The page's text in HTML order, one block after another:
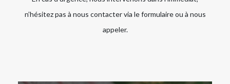
n’hésitez pas à nous contacter via le formulaire ou à nous
appeler.